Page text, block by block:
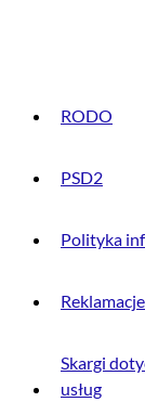
RODO
PSD2
Polityka
Skargi
usług